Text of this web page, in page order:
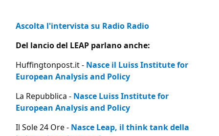
Ascolta l'intervista su Radio Radio
Del lancio del LEAP parlano anche:
Huffingtonpost.it - Nasce il Luiss Institute for
European Analysis and Policy
La Repubblica - Nasce Luiss Institute for
European Analysis and Policy
Il Sole 24 Ore - Nasce Leap, il think tank della